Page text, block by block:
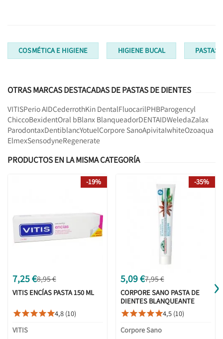
COSMÉTICA E HIGIENE HIGIENE BUCAL PASTAS
OTRAS MARCAS DESTACADAS DE PASTAS DE DIENTES
VITISPerio AIDCederrothKin DentalFluocarilPHBParogencyl
ChiccoBexidentOral bBlanx BlanqueadorDENTAIDWeledaZalax
ParodontaxDentiblancYotuelCorpore SanoApivitaIwhiteOzoaqua
ElmexSensodyneRegenerate
PRODUCTOS EN LA MISMA CATEGORÍA
7,25 €8,95 €
VITIS ENCÍAS PASTA 150 ML
4,8 (10)
VITIS
-19%
5,09 €7,95 €
CORPORE SANO PASTA DE
DIENTES BLANQUEANTE
75ML
4,5 (10)
Corpore Sano
-35%
›